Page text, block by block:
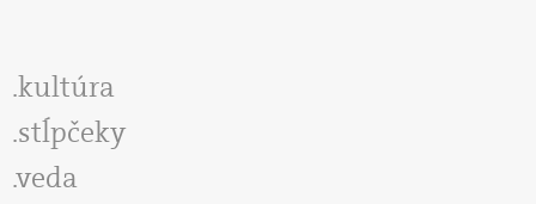
kultúra
stĺpčeky
veda